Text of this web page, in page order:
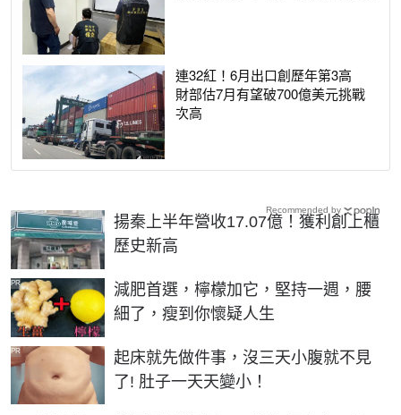
連32紅！6月出口創歷年第3高
財部估7月有望破700億美元挑戰
次高
揚秦上半年營收17.07億！獲利創上櫃
歷史新高
減肥首選，檸檬加它，堅持一週，腰
細了，瘦到你懷疑人生
PR
起床就先做件事，沒三天小腹就不見
了! 肚子一天天變小！
PR
Recommended by